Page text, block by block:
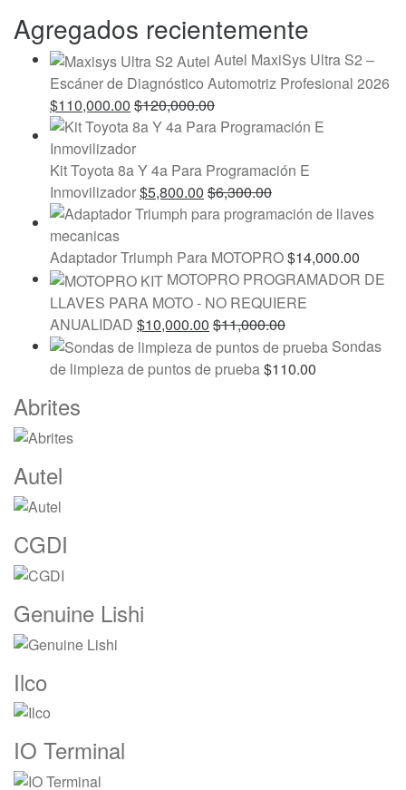
Agregados recientemente
Autel MaxiSys Ultra S2 –
Escáner de Diagnóstico Automotriz Profesional 2026
$110,000.00 $120,000.00
Kit Toyota 8a Y 4a Para Programación E
Inmovilizador$5,800.00 $6,300.00
Adaptador Triumph Para MOTOPRO$14,000.00
MOTOPRO PROGRAMADOR DE
LLAVES PARA MOTO - NO REQUIERE
ANUALIDAD $10,000.00 $11,000.00
Sondas
de limpieza de puntos de prueba$110.00
Marcas
De
Carrusel
Abrites
Autel
CGDI
Genuine Lishi
Ilco
IO Terminal